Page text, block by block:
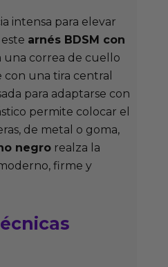
intensa para elevar
arnés BDSM con
una correa de cuello
una tira central
para adaptarse con
permite colocar el
de metal o goma,
negro realza la
firme y